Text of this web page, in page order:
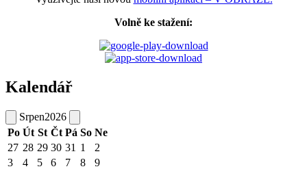
Volně ke stažení:
Kalendář
Srpen2026
Po Út St Čt Pá So Ne
27 28 29 30 31 1
2
3
4 5 6 7 8
9